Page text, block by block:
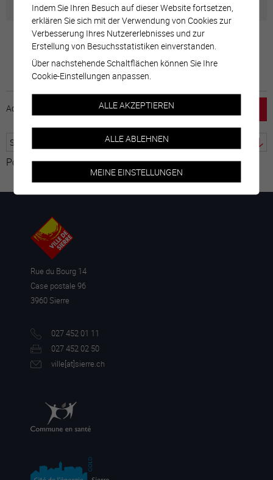
Accueil emploi Mentions légales
Powered by Google Übersetzer
Rue du Bourg 14
Case postale 96
3960 Sierre
027 452 01 11
027 452 02 50
ville[at]sierre.ch
Indem Sie Ihren Besuch auf dieser Website fortsetzen,
erklären Sie sich mit der Verwendung von Cookies zur
Verbesserung Ihres Nutzererlebnisses und zur
Erstellung von Besuchsstatistiken einverstanden.
Über nachstehende Schaltflächen können Sie Ihre
Cookie-Einstellungen anpassen.
ALLE AKZEPTIEREN
ALLE ABLEHNEN
MEINE EINSTELLUNGEN